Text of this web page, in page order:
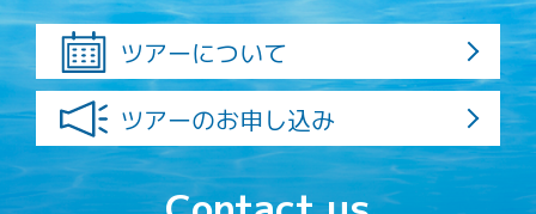
ツアーについて
ツアーのお申し込み